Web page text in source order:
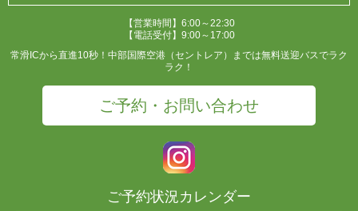
【営業時間】6:00～22:30
【電話受付】9:00～17:00
常滑ICから直進10秒！中部国際空港（セントレア）までは無料送迎バスでラク
ラク！
ご予約・お問い合わせ
ご予約状況カレンダー